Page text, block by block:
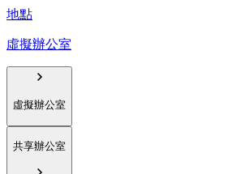
地點
虛擬辦公室
虛擬辦公室
共享辦公室